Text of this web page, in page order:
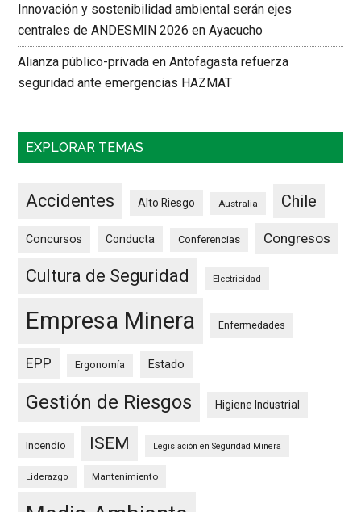
Innovación y sostenibilidad ambiental serán ejes
centrales de ANDESMIN 2026 en Ayacucho
Alianza público-privada en Antofagasta refuerza
seguridad ante emergencias HAZMAT
EXPLORAR TEMAS
Accidentes Alto Riesgo Australia Chile
Concursos Conducta Conferencias Congresos
Cultura de Seguridad Electricidad
Empresa Minera Enfermedades
EPP Ergonomía Estado
Gestión de Riesgos Higiene Industrial
Incendio ISEM Legislación en Seguridad Minera
Liderazgo Mantenimiento